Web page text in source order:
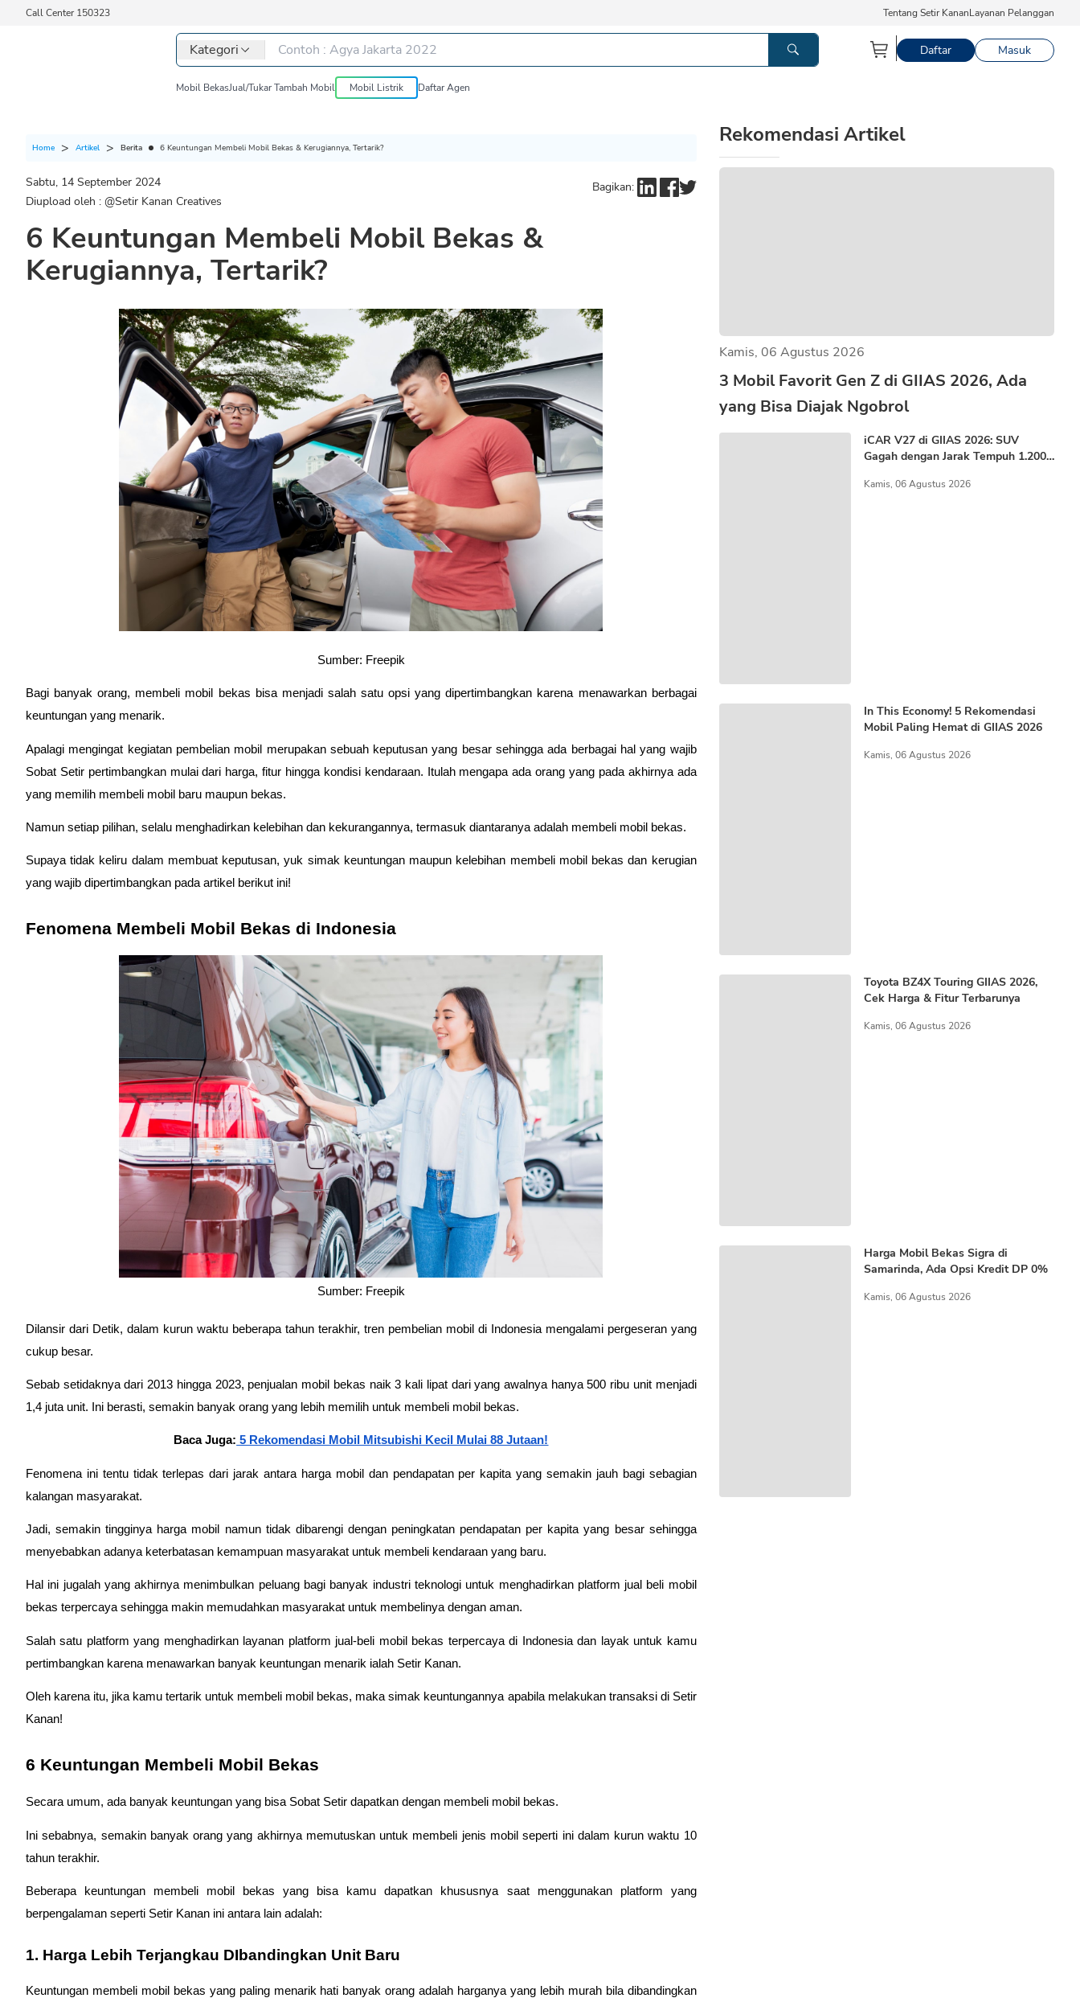
Call Center 150323 Tentang Setir KananLayanan Pelanggan
Kategori Daftar Masuk
Mobil BekasJual/Tukar Tambah Mobil Mobil Listrik Daftar Agen
Home Artikel Berita 6 Keuntungan Membeli Mobil Bekas & Kerugiannya, Tertarik?
Sabtu, 14 September 2024
Diupload oleh : @Setir Kanan Creatives
Bagikan:
6 Keuntungan Membeli Mobil Bekas &
Kerugiannya, Tertarik?
Sumber: Freepik
Bagi banyak orang, membeli mobil bekas bisa menjadi salah satu opsi yang dipertimbangkan karena menawarkan berbagai
keuntungan yang menarik.
Apalagi mengingat kegiatan pembelian mobil merupakan sebuah keputusan yang besar sehingga ada berbagai hal yang wajib
Sobat Setir pertimbangkan mulai dari harga, fitur hingga kondisi kendaraan. Itulah mengapa ada orang yang pada akhirnya ada
yang memilih membeli mobil baru maupun bekas.
Namun setiap pilihan, selalu menghadirkan kelebihan dan kekurangannya, termasuk diantaranya adalah membeli mobil bekas.
Supaya tidak keliru dalam membuat keputusan, yuk simak keuntungan maupun kelebihan membeli mobil bekas dan kerugian
yang wajib dipertimbangkan pada artikel berikut ini!
Fenomena Membeli Mobil Bekas di Indonesia
Sumber: Freepik
Dilansir dari Detik, dalam kurun waktu beberapa tahun terakhir, tren pembelian mobil di Indonesia mengalami pergeseran yang
cukup besar.
Sebab setidaknya dari 2013 hingga 2023, penjualan mobil bekas naik 3 kali lipat dari yang awalnya hanya 500 ribu unit menjadi
1,4 juta unit. Ini berasti, semakin banyak orang yang lebih memilih untuk membeli mobil bekas.
Baca Juga: 5 Rekomendasi Mobil Mitsubishi Kecil Mulai 88 Jutaan!
Fenomena ini tentu tidak terlepas dari jarak antara harga mobil dan pendapatan per kapita yang semakin jauh bagi sebagian
kalangan masyarakat.
Jadi, semakin tingginya harga mobil namun tidak dibarengi dengan peningkatan pendapatan per kapita yang besar sehingga
menyebabkan adanya keterbatasan kemampuan masyarakat untuk membeli kendaraan yang baru.
Hal ini jugalah yang akhirnya menimbulkan peluang bagi banyak industri teknologi untuk menghadirkan platform jual beli mobil
bekas terpercaya sehingga makin memudahkan masyarakat untuk membelinya dengan aman.
Salah satu platform yang menghadirkan layanan platform jual-beli mobil bekas terpercaya di Indonesia dan layak untuk kamu
pertimbangkan karena menawarkan banyak keuntungan menarik ialah Setir Kanan.
Oleh karena itu, jika kamu tertarik untuk membeli mobil bekas, maka simak keuntungannya apabila melakukan transaksi di Setir
Kanan!
6 Keuntungan Membeli Mobil Bekas
Secara umum, ada banyak keuntungan yang bisa Sobat Setir dapatkan dengan membeli mobil bekas.
Ini sebabnya, semakin banyak orang yang akhirnya memutuskan untuk membeli jenis mobil seperti ini dalam kurun waktu 10
tahun terakhir.
Beberapa keuntungan membeli mobil bekas yang bisa kamu dapatkan khususnya saat menggunakan platform yang
berpengalaman seperti Setir Kanan ini antara lain adalah:
1. Harga Lebih Terjangkau DIbandingkan Unit Baru
Keuntungan membeli mobil bekas yang paling menarik hati banyak orang adalah harganya yang lebih murah bila dibandingkan
Rekomendasi Artikel
Kamis, 06 Agustus 2026
3 Mobil Favorit Gen Z di GIIAS 2026, Ada
yang Bisa Diajak Ngobrol
iCAR V27 di GIIAS 2026: SUV
Gagah dengan Jarak Tempuh 1.200
Kamis, 06 Agustus 2026
In This Economy! 5 Rekomendasi
Mobil Paling Hemat di GIIAS 2026
Kamis, 06 Agustus 2026
Toyota BZ4X Touring GIIAS 2026,
Cek Harga & Fitur Terbarunya
Kamis, 06 Agustus 2026
Harga Mobil Bekas Sigra di
Samarinda, Ada Opsi Kredit DP 0%
Kamis, 06 Agustus 2026